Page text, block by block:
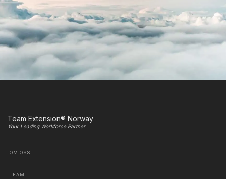
Team Extension® Norway
Your Leading Workforce Partner
OM OSS
TEAM